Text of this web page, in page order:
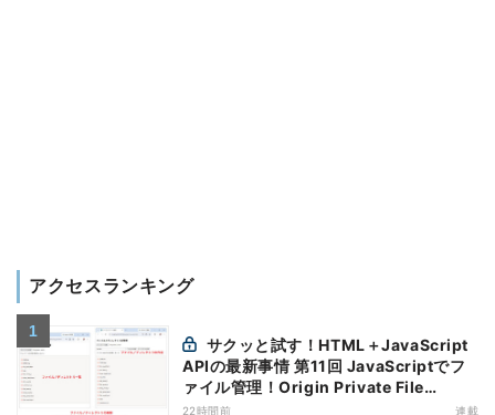
アクセスランキング
APIの最新事情 第11回 JavaScriptでフ
ァイル管理！Origin Private File
Systemを活用する
22時間前 連載